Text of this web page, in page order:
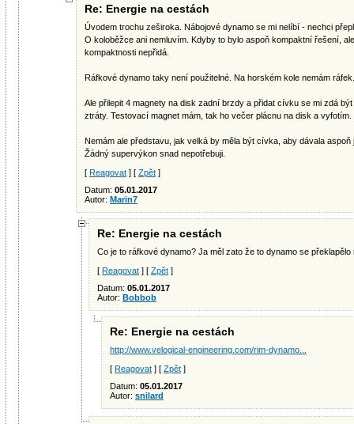
Re: Energie na cestách
Úvodem trochu zeširoka. Nábojové dynamo se mi nelíbí - nechci
O koloběžce ani nemluvím. Kdyby to bylo aspoň kompaktní řešení,
kompaktnosti nepřidá.
Ráfkové dynamo taky není použitelné. Na horském kole nemám ráfek.
Ale přilepit 4 magnety na disk zadní brzdy a přidat cívku se mi zdá
ztráty. Testovací magnet mám, tak ho večer plácnu na disk a vyfotím.
Nemám ale představu, jak velká by měla být cívka, aby dávala
Žádný supervýkon snad nepotřebuji.
[ Reagovat ] [ Zpět ]
Datum: 05.01.2017
Autor: Marin7
Re: Energie na cestách
Co je to ráfkové dynamo? Ja měl zato že to dynamo se
[ Reagovat ] [ Zpět ]
Datum: 05.01.2017
Autor: Bobbob
Re: Energie na cestách
http://www.velogical-engineering.com/rim-dynamo...
[ Reagovat ] [ Zpět ]
Datum: 05.01.2017
Autor: snilard